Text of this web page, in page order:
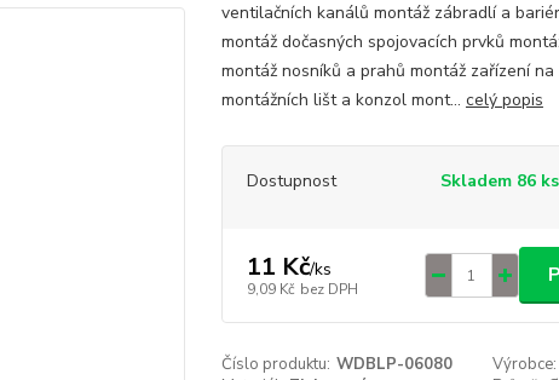
ventilačních kanálů montáž zábradlí a
montáž dočasných spojovacích prvků
montáž nosníků a prahů montáž zařízení
montážních lišt a konzol mont... celý popis
Dostupnost Skladem 86 ks
11 Kč/ks
9,09 Kč bez DPH
Číslo produktu: WDBLP-06080 Výrobce: